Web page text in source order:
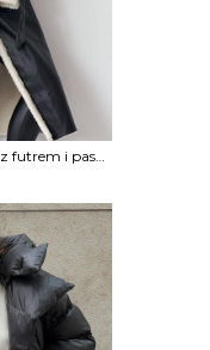
Klasyczny długi płaszcz z futrem i paskiem Sherri